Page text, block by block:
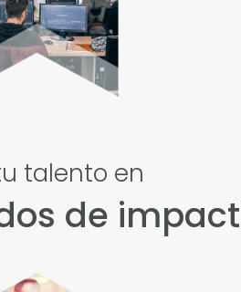
talento en
de